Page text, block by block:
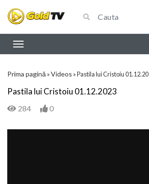
Prima pagină »Videos »Pastila lui Cristoiu
Pastila lui Cristoiu 01.12.2023
284 0